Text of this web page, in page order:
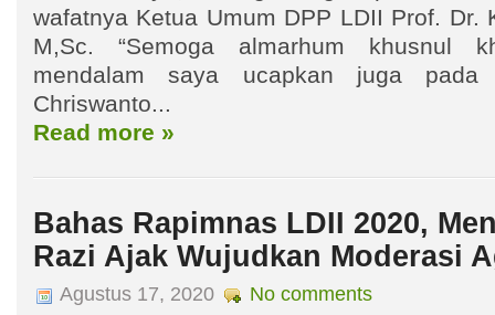
wafatnya Ketua Umum DPP LDII Prof. Dr.
M,Sc. “Semoga almarhum khusnul
mendalam saya ucapkan juga
Chriswanto...
Read more »
Bahas Rapimnas LDII 2020,
Razi Ajak Wujudkan Moderasi
Agustus 17, 2020 No comments